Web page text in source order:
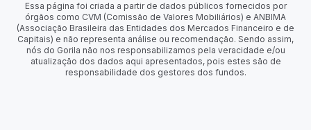
Essa página foi criada a partir de dados públicos fornecidos por
órgãos como CVM (Comissão de Valores Mobiliários) e ANBIMA
(Associação Brasileira das Entidades dos Mercados Financeiro e de
Capitais) e não representa análise ou recomendação. Sendo assim,
nós do Gorila não nos responsabilizamos pela veracidade e/ou
atualização dos dados aqui apresentados, pois estes são de
responsabilidade dos gestores dos fundos.